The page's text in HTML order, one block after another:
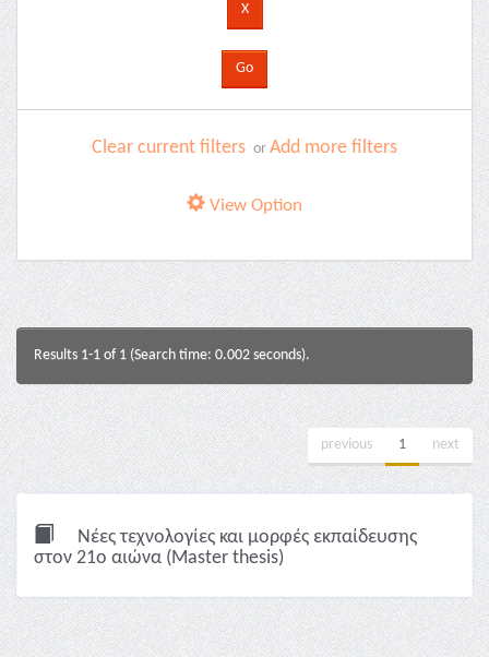
Clear current filters or Add more filters
View Option
Results 1-1 of 1 (Search time: 0.002 seconds).
previous 1 next
Νέες τεχνολογίες και μορφές εκπαίδευσης
στον 21ο αιώνα (Master thesis)